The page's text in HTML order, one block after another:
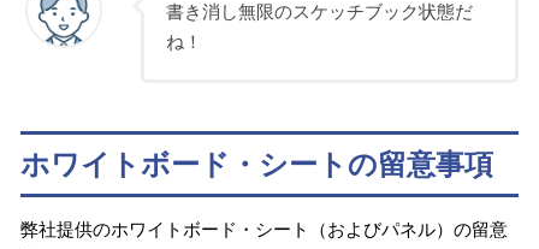
書き消し無限のスケッチブック状態だ
ね！
ホワイトボード・シートの留意事項
弊社提供のホワイトボード・シート（およびパネル）の留意